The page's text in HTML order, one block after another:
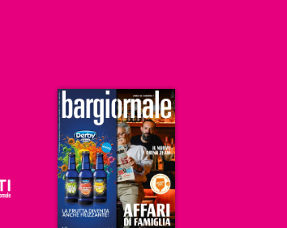
Ristoranti
Hoteldomani